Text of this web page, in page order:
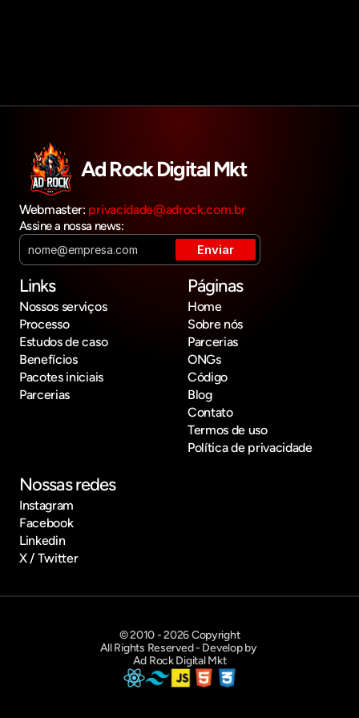
Ad Rock Digital Mkt
Webmaster: privacidade@adrock.com.br
Assine a nossa news:
Links
Nossos serviços
Processo
Estudos de caso
Benefícios
Pacotes iniciais
Parcerias
Páginas
Home
Sobre nós
Parcerias
ONGs
Código
Blog
Contato
Termos de uso
Política de privacidade
Nossas redes
Instagram
Facebook
Linkedin
X / Twitter
© 2010 - 2026 Copyright
All Rights Reserved - Develop by
Ad Rock Digital Mkt